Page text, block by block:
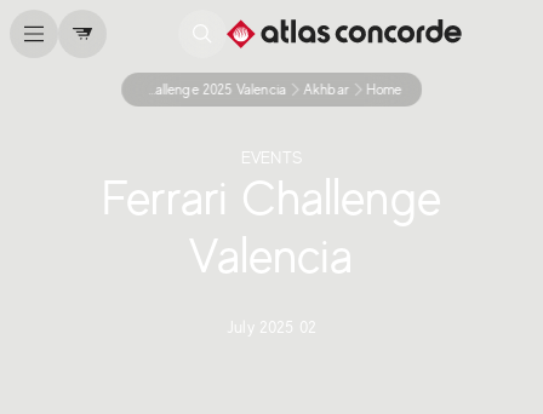
Home
Akhbar
Ferrari Challenge 2025 Valencia
EVENTS
Ferrari Challenge
Valencia
02 July 2025